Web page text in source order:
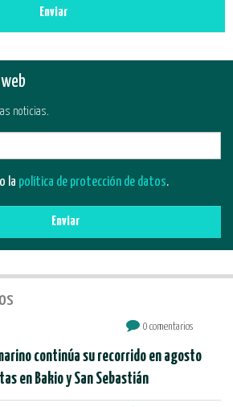
Enviar
noticias.
la política de protección de datos.
Enviar
0 comentarios
continúa su recorrido en agosto
en Bakio y San Sebastián